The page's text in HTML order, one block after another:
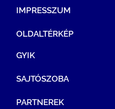
IMPRESSZUM
OLDALTÉRKÉP
GYIK
SAJTÓSZOBA
PARTNEREK